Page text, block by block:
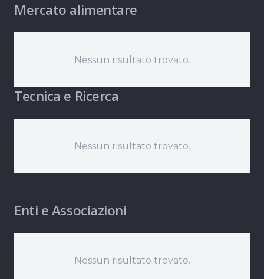
Mercato alimentare
Nessun risultato trovato.
Tecnica e Ricerca
Nessun risultato trovato.
Enti e Associazioni
Nessun risultato trovato.